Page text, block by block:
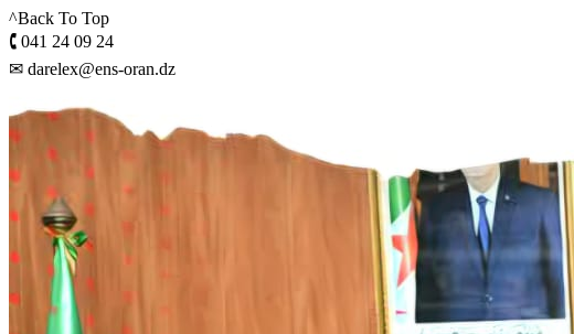
^Back To Top
🕻 041 24 09 24
✉ darelex@ens-oran.dz